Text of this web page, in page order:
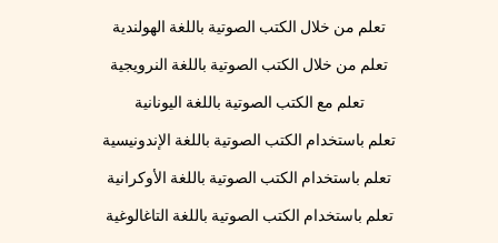
تعلم من خلال الكتب الصوتية باللغة الهولندية
تعلم من خلال الكتب الصوتية باللغة النرويجية
تعلم مع الكتب الصوتية باللغة اليونانية
تعلم باستخدام الكتب الصوتية باللغة الإندونيسية
تعلم باستخدام الكتب الصوتية باللغة الأوكرانية
تعلم باستخدام الكتب الصوتية باللغة التاغالوغية